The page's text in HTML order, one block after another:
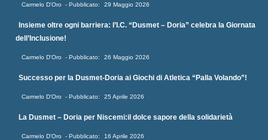
Carmelo D'Oro 29 Maggio 2026
Insieme oltre ogni barriera: l’I.C. “Dusmet – Doria” celebra la Giornata
dell’Inclusione!
Carmelo D'Oro 26 Maggio 2026
Successo per la Dusmet-Doria ai Giochi di Atletica “Palla Volando”!
Carmelo D'Oro 25 Aprile 2026
La Dusmet – Doria per Niscemi:il dolce sapore della solidarietà
Carmelo D'Oro 16 Aprile 2026